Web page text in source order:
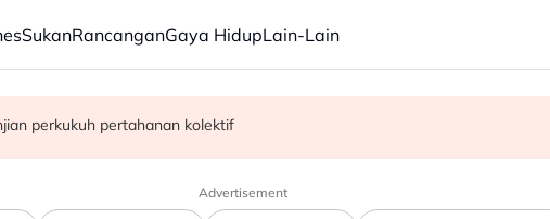
SukanRancanganGaya HidupLain-Lain
kerajaan pada rakyat - Abang Johari
perkukuh pertahanan kolektif
dewan majlis baharu White House bernilai RM1.6 bilion
Advertisement